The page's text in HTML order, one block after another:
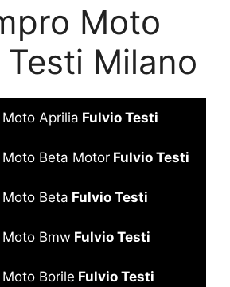
Moto
Testi Milano
Aprilia Fulvio Testi
Moto Beta Motor Fulvio Testi
Beta Fulvio Testi
Bmw Fulvio Testi
Borile Fulvio Testi